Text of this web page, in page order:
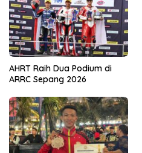
AHRT Raih Dua Podium di
ARRC Sepang 2026